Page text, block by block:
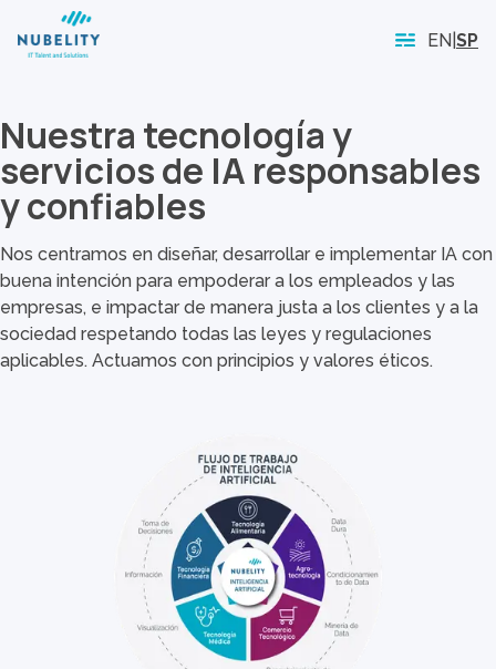
Nuestra tecnología y
servicios de IA responsables
y confiables
Nos centramos en diseñar, desarrollar e implementar IA con
buena intención para empoderar a los empleados y las
empresas, e impactar de manera justa a los clientes y a la
sociedad respetando todas las leyes y regulaciones
aplicables. Actuamos con principios y valores éticos.
EN SP